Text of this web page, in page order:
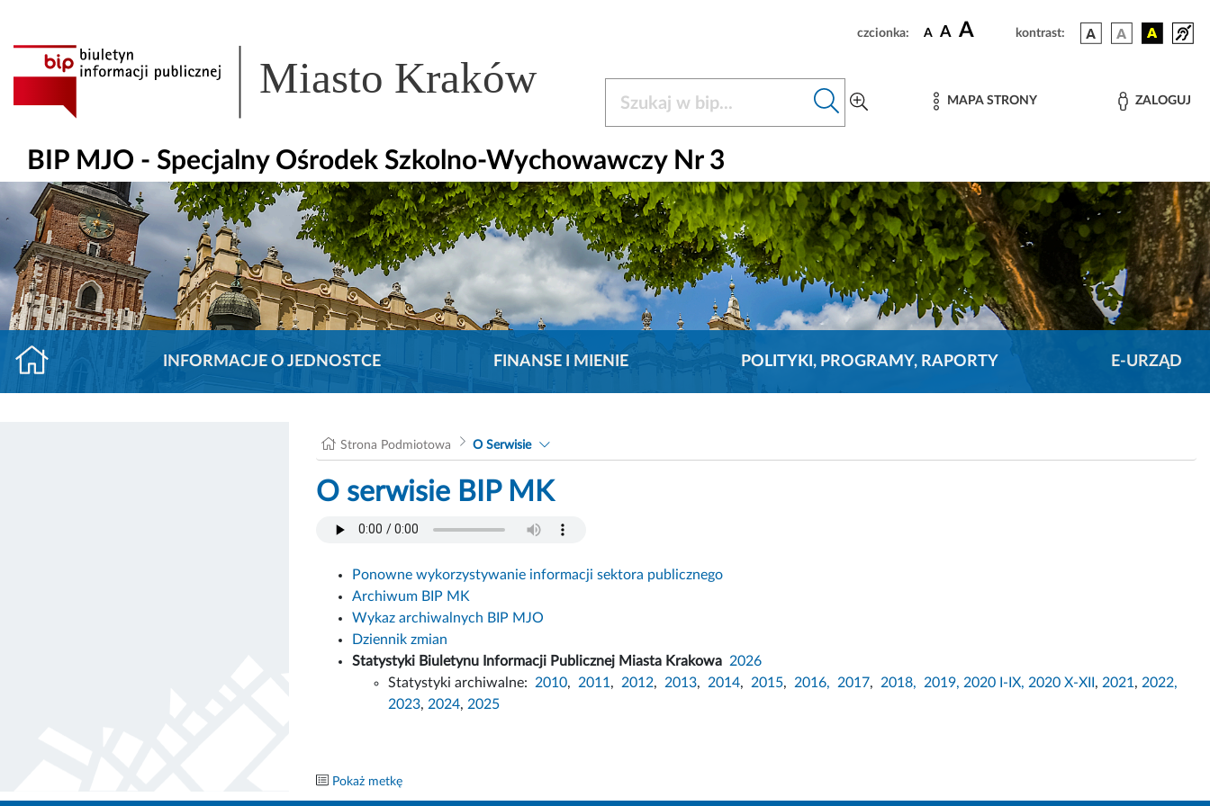
czcionka: A A A kontrast:
Miasto Kraków MAPA STRONY ZALOGUJ
BIP MJO - Specjalny Ośrodek Szkolno-Wychowawczy Nr 3
INFORMACJE O JEDNOSTCE FINANSE I MIENIE POLITYKI, PROGRAMY, RAPORTY E-URZĄD
Strona Podmiotowa O Serwisie
O serwisie BIP MK
Ponowne wykorzystywanie informacji sektora publicznego
Archiwum BIP MK
Wykaz archiwalnych BIP MJO
Dziennik zmian
Statystyki Biuletynu Informacji Publicznej Miasta Krakowa 2026
Statystyki archiwalne: 2010, 2011, 2012, 2013, 2014, 2015, 2016, 2017, 2018, 2019, 2020 I-IX, 2020 X-XII, 2021, 2022,
2023, 2024, 2025
Pokaż metkę